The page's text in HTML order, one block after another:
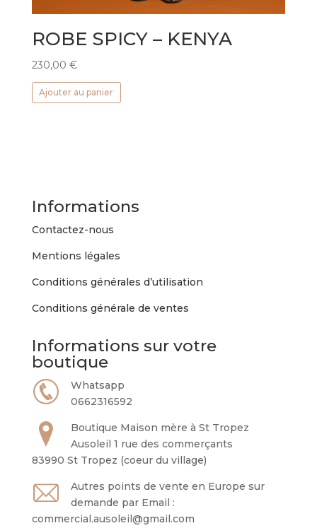
ROBE SPICY – KENYA
230,00 €
Ajouter au panier
Informations
Contactez-nous
Mentions légales
Conditions générales d’utilisation
Conditions générale de ventes
Informations sur votre
boutique
Whatsapp
0662316592
Boutique Maison mère à St Tropez
Ausoleil 1 rue des commerçants
83990 St Tropez (coeur du village)
Autres points de vente en Europe sur
demande par Email :
commercial.ausoleil@gmail.com